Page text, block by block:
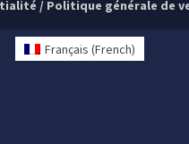
/ Politique générale de
Français (French)